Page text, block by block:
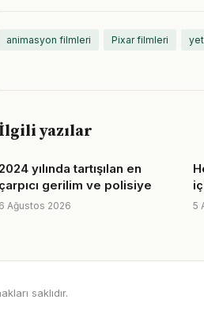
animasyon filmleri Pixar filmleri
yazılar
2024 yılında tartışılan en
çarpıcı gerilim ve polisiye
6 Ağustos 2026 5
saklıdır.